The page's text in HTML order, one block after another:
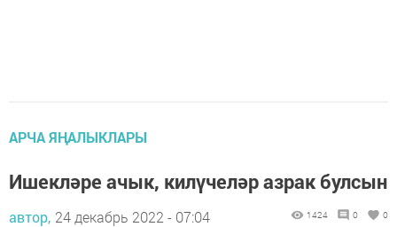
АРЧА ЯҢАЛЫКЛАРЫ
Ишекләре ачык, килүчеләр азрак булсын
автор, 24 декабрь 2022 - 07:04 1424 0 0